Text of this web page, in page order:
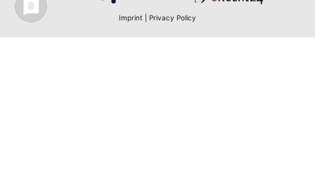
Imprint Privacy Policy